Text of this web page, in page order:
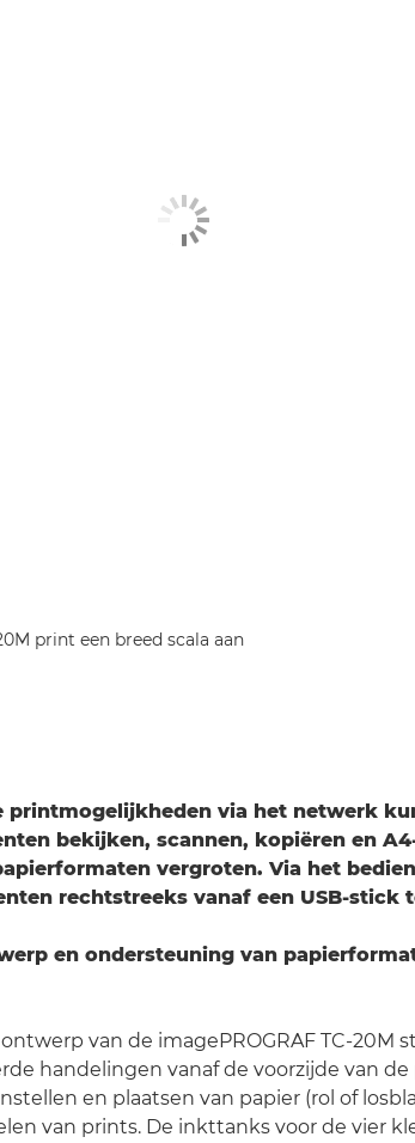
print een breed scala aan
printmogelijkheden via het netwerk
bekijken, scannen, kopiëren en
vergroten. Via het
rechtstreeks vanaf een USB-stick
en ondersteuning van
van de imagePROGRAF TC-20M
handelingen vanaf de voorzijde van
en plaatsen van papier (rol of
van prints. De inkttanks voor de vier